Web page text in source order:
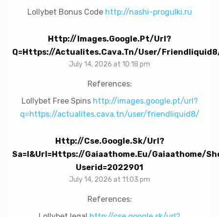
Lollybet Bonus Code http://nashi-progulki.ru
Http://images.google.pt/url?
Q=https://actualites.cava.tn/user/
July 14, 2026 at 10:18 pm
References:
Lollybet Free Spins http://images.google.pt/url?
q=https://actualites.cava.tn/user/friendliquid8/
Http://cse.google.sk/url?
Sa=i&url=https://gaiaathome.eu/gaiaathome/
Userid=2022901
July 14, 2026 at 11:03 pm
References: